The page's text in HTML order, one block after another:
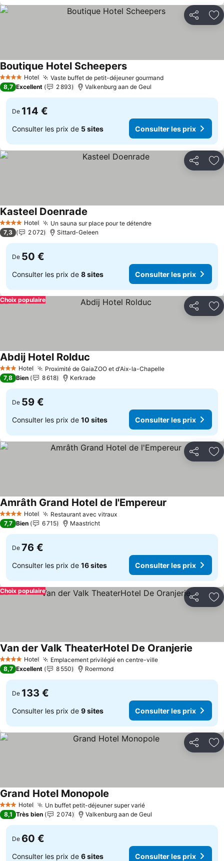
Partager
4 Étoiles Hotel Vaste buffet de petit-déjeuner gourmandConsulter les
Boutique Hotel ScheepersConsulter les prix
8,7 Excellent 2 893 Valkenburg aan de Geul
De 114 €
Consulter les prix de 5 sites Consulter les prix
Partager
4 Étoiles Hotel Un sauna sur place pour te détendreConsulter les prix
Kasteel Doenrade
7,3 2 072 Sittard-Geleen
De 50 €
Consulter les prix de 8 sites Consulter les prix
Partager
Choix populaire
3 ÉtoilesHotel Proximité de GaiaZOO et d'Aix-la-ChapelleConsulter les
Abdij Hotel Rolduc
7,8 Bien 8 618 Kerkrade
De 59 €
Consulter les prix de 10 sites Consulter les prix
Partager
4 Étoiles Hotel Restaurant avec vitrauxConsulter les prix
Amrâth Grand Hotel de l'Empereur
7,7 Bien 6 715 Maastricht
De 76 €
Consulter les prix de 16 sites Consulter les prix
Partager
Choix populaire
4 Étoiles Hotel Emplacement privilégié en centre-villeConsulter les prix
Van der Valk TheaterHotel De Oranjerie
8,7 Excellent 8 550 Roermond
De 133 €
Consulter les prix de 9 sites Consulter les prix
Partager
3 ÉtoilesHotel Un buffet petit-déjeuner super variéConsulter les prix
Grand Hotel Monopole
8,1 Très bien 2 074 Valkenburg aan de Geul
De 60 €
Consulter les prix de 6 sites Consulter les prix